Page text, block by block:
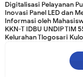
Digitalisasi Pelayanan
Inovasi Panel LED dan
Informasi oleh
KKN-T IDBU UNDIP TIM
Kelurahan Tlogosari